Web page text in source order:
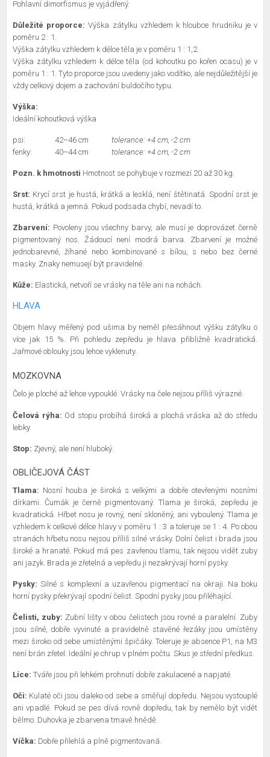
Pohlavní dimorfismus je vyjádřený.
Důležité proporce: Výška zátylku vzhledem k hloubce hrudníku je v
poměru 2 : 1.
Výška zátylku vzhledem k délce těla je v poměru 1 : 1,2.
Výška zátylku vzhledem k délce těla (od kohoutku po kořen ocasu) je v
poměru 1 : 1. Tyto proporce jsou uvedeny jako vodítko, ale nejdůležitější je
vždy celkový dojem a zachování buldočího typu.
Výška:
Ideální kohoutková výška
psi: 42–46 cm
tolerance: +4 cm, -2 cm
fenky:
40–44 cm tolerance: +4 cm, -2 cm
Pozn. k hmotnosti Hmotnost se pohybuje v rozmezí 20 až 30 kg.
Srst: Krycí srst je hustá, krátká a lesklá, není štětinatá. Spodní srst je
hustá, krátká a jemná. Pokud podsada chybí, nevadí to.
Zbarvení: Povoleny jsou všechny barvy, ale musí je doprovázet černě
pigmentovaný nos. Žádoucí není modrá barva. Zbarvení je možné
jednobarevné, žíhané nebo kombinované s bílou, s nebo bez černé
masky. Znaky nemusejí být pravidelné.
Kůže: Elastická, netvoří se vrásky na těle ani na nohách.
HLAVA
Objem hlavy měřený pod ušima by neměl přesáhnout výšku zátylku o
více jak 15 %. Při pohledu zepředu je hlava přibližně kvadratická.
Jařmové oblouky jsou lehce vyklenuty.
MOZKOVNA
Čelo je ploché až lehce vypouklé. Vrásky na čele nejsou příliš výrazné.
Čelová rýha: Od stopu probíhá široká a plochá vráska až do středu
lebky.
Stop: Zjevný, ale není hluboký.
OBLIČEJOVÁ ČÁST
Tlama: Nosní houba je široká s velkými a dobře otevřenými nosními
dírkami. Čumák je černě pigmentovaný. Tlama je široká, zepředu je
kvadratická. Hřbet nosu je rovný, není skloněný, ani vyboulený. Tlama je
vzhledem k celkové délce hlavy v poměru 1 : 3 a toleruje se 1 : 4. Po obou
stranách hřbetu nosu nejsou příliš silné vrásky. Dolní čelist i brada jsou
široké a hranaté. Pokud má pes zavřenou tlamu, tak nejsou vidět zuby
ani jazyk. Brada je zřetelná a vepředu ji nezakrývají horní pysky.
Pysky: Silné s komplexní a uzavřenou pigmentací na okraji. Na boku
horní pysky překrývají spodní čelist. Spodní pysky jsou přiléhající.
Čelisti, zuby: Zubní lišty v obou čelistech jsou rovné a paralelní. Zuby
jsou silné, dobře vyvinuté a pravidelně stavěné řezáky jsou umístěny
mezi široko od sebe umístěnými špičáky. Toleruje je absence P1, na M3
není brán zřetel. Ideální je chrup v plném počtu. Skus je střední předkus.
Líce: Tváře jsou při lehkém prohnutí dobře zakulacené a napjaté.
Oči: Kulaté oči jsou daleko od sebe a směřují dopředu. Nejsou vystouplé
ani vpadlé. Pokud se pes dívá rovně dopředu, tak by nemělo být vidět
bělmo. Duhovka je zbarvena tmavě hnědě.
Víčka: Dobře přilehlá a plně pigmentovaná.